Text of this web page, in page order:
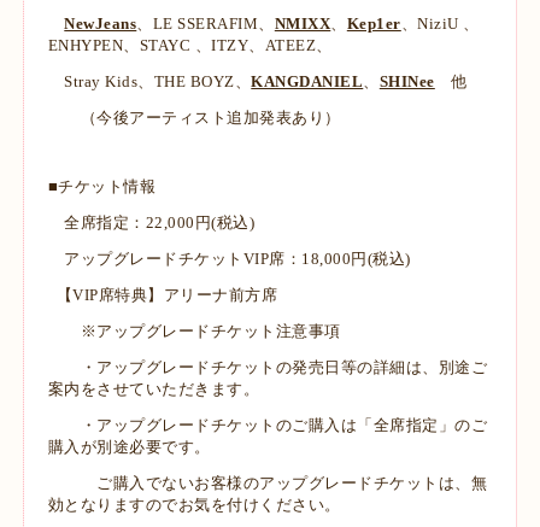
NewJeans 、LE SSERAFIM、 NMIXX Kep1er 、NiziU 、
ENHYPEN、STAYC 、ITZY、ATEEZ、
Stray Kids、THE BOYZ、KANGDANIEL SHINee 他
（今後アーティスト追加発表あり）
■チケット情報
全席指定：22,000円(税込)
アップグレードチケットVIP席：18,000円(税込)
【VIP席特典】アリーナ前方席
※アップグレードチケット注意事項
・アップグレードチケットの発売日等の詳細は、別途ご
案内をさせていただきます。
・アップグレードチケットのご購入は「全席指定」のご
購入が別途必要です。
ご購入でないお客様のアップグレードチケットは、無
効となりますのでお気を付けください。